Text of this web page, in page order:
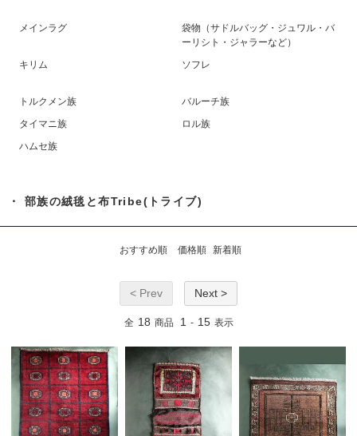
メインラグ
袋物（サドルバッグ・ジュワル・バ
ーリシト・ジャラーなど）
キリム
ソフレ
トルクメン族
バルーチ族
タイマニ族
ロル族
ハムセ族
・ 部族の絨毯と布Tribe(トライブ)
おすすめ順 価格順 新着順
< Prev Next >
全 18 商品 1 - 15 表示